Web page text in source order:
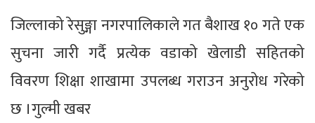
जिल्लाको रेसुङ्गा नगरपालिकाले गत बैशाख १० गते एक
सुचना जारी गर्दै प्रत्येक वडाको खेलाडी सहितको
विवरण शिक्षा शाखामा उपलब्ध गराउन अनुरोध गरेको
छ ।गुल्मी खबर